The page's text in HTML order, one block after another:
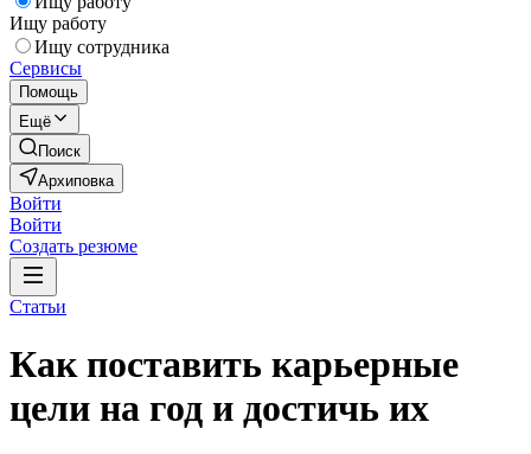
Ищу работу
Ищу сотрудника
Сервисы
Помощь
Ещё
Поиск
Архиповка
Войти
Войти
Создать резюме
Статьи
Как поставить карьерные
цели на год и достичь их